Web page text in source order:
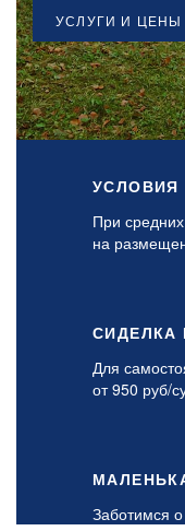
УСЛУГИ И ЦЕНЫ
При
на
СИДЕЛКА
Для
от 950 руб/
Заботимся